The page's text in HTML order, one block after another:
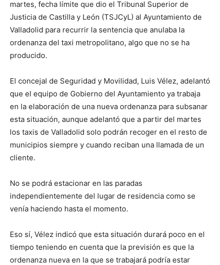
martes, fecha límite que dio el Tribunal Superior de
Justicia de Castilla y León (TSJCyL) al Ayuntamiento de
Valladolid para recurrir la sentencia que anulaba la
ordenanza del taxi metropolitano, algo que no se ha
producido.
El concejal de Seguridad y Movilidad, Luis Vélez, adelantó
que el equipo de Gobierno del Ayuntamiento ya trabaja
en la elaboración de una nueva ordenanza para subsanar
esta situación, aunque adelantó que a partir del martes
los taxis de Valladolid solo podrán recoger en el resto de
municipios siempre y cuando reciban una llamada de un
cliente.
No se podrá estacionar en las paradas
independientemente del lugar de residencia como se
venía haciendo hasta el momento.
Eso sí, Vélez indicó que esta situación durará poco en el
tiempo teniendo en cuenta que la previsión es que la
ordenanza nueva en la que se trabajará podría estar